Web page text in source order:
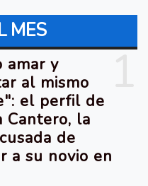
MES
amar y
al mismo
el perfil de
Cantero, la
de
a su novio en